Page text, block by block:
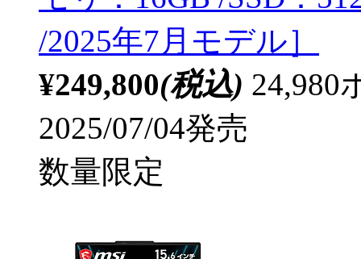
/2025年7月モデル］
¥249,800(税込) 24,980
2025/07/04発売
数量限定